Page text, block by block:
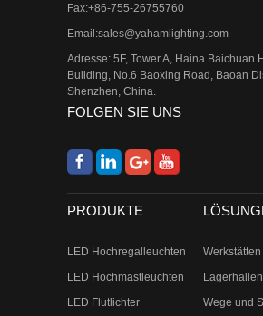
Fax:+86-755-26755760
Email:sales@yahamlighting.com
Adresse: 5F, Tower A, Haina Baichuan
Building, No.6 Baoxing Road, Baoan
Shenzhen, China.
FOLGEN SIE UNS
PRODUKTE
LED Hochregalleuchten
LED Hochmastleuchten
LED Flutlichter
Werkstätten
Lagerhallen
Wege und